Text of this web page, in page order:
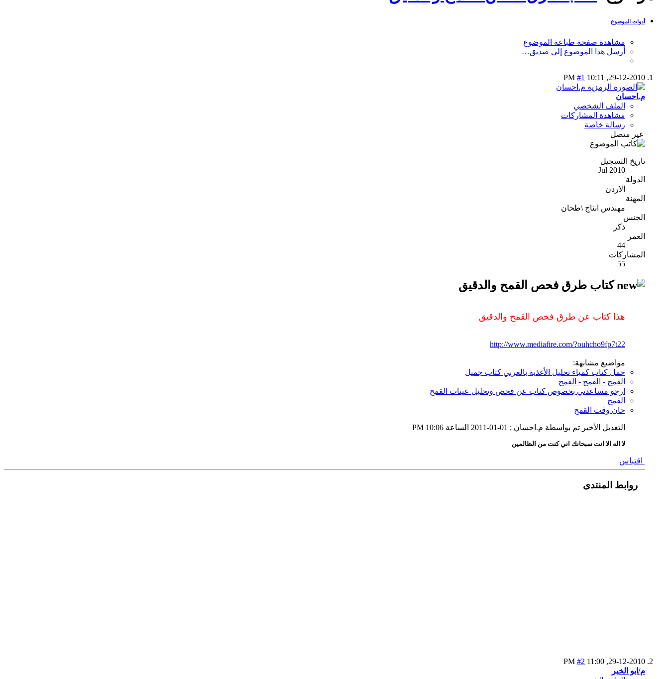
أدوات الموضوع
مشاهدة صفحة طباعة الموضوع
أرسل هذا الموضوع إلى صديق…
29-12-2010,
10:11 PM
#1
م.احسان
الملف الشخصي
مشاهدة المشاركات
رسالة خاصة
غير متصل
تاريخ التسجيل
Jul 2010
الدولة
الاردن
المهنة
مهندس انناج \طحان
الجنس
ذكر
العمر
44
المشاركات
55
كتاب طرق فحص القمح والدقيق
هذا كتاب عن طرق فحص القمح والدقيق
http://www.mediafire.com/?ouhcho9fp7t22
مواضيع مشابهة:
حمل كتاب كمياء تحليل الأغذية بالعربي كتاب جميل
القمح - القمح - القمح
ارجو مساعدتي بخصوص كتاب عن فحص وتحليل عينات القمح
القمح
حان وقت القمح
التعديل الأخير تم بواسطة م.احسان ; 01-01-2011 الساعة 10:06 PM
لا اله الا انت سبحانك اني كنت من الظالمين
اقتباس
روابط المنتدى
29-12-2010,
11:00 PM
#2
م/ابو الخير